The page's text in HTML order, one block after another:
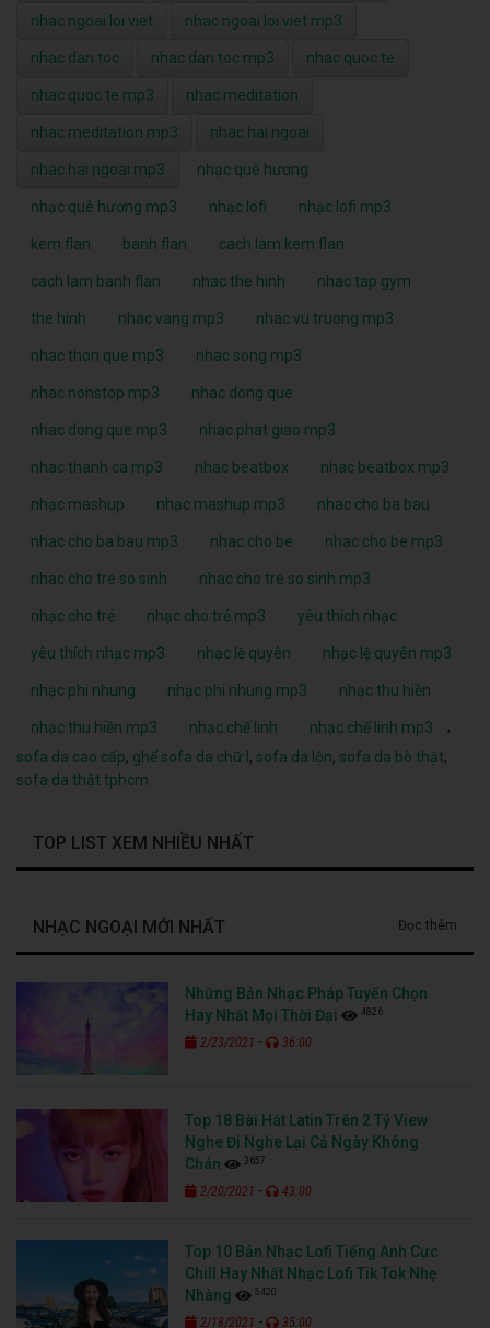
nhac ngoai loi viet nhac ngoai loi viet mp3
nhac dan toc nhac dan toc mp3 nhac quoc te
nhac quoc te mp3 nhac meditation
nhac meditation mp3 nhac hai ngoai
nhac hai ngoai mp3 nhạc quê hương
nhạc quê hương mp3 nhạc lofi nhạc lofi mp3
kem flan banh flan cach lam kem flan
cach lam banh flan nhac the hinh nhac tap gym
the hinh nhac vang mp3 nhac vu truong mp3
nhac thon que mp3 nhac song mp3
nhac nonstop mp3 nhac dong que
nhac dong que mp3 nhac phat giao mp3
nhac thanh ca mp3 nhac beatbox nhac beatbox mp3
nhạc mashup nhạc mashup mp3 nhac cho ba bau
nhac cho ba bau mp3 nhac cho be nhac cho be mp3
nhac cho tre so sinh nhac cho tre so sinh mp3
nhạc cho trẻ nhạc cho trẻ mp3 yêu thích nhạc
yêu thích nhạc mp3 nhạc lệ quyên nhạc lệ quyên mp3
nhạc phi nhung nhạc phi nhung mp3 nhạc thu hiền
nhạc thu hiền mp3 nhạc chế linh nhạc chế linh mp3
,
sofa da cao cấp, ghế sofa da chữ l , sofa da lộn, sofa da bò thật,
sofa da thật tphcm
TOP LIST XEM NHIỀU NHẤT
NHẠC NGOẠI MỚI NHẤT Đọc thêm
Những Bản Nhạc Pháp Tuyển Chọn
Hay Nhất Mọi Thời Đại
4826
2/23/2021 - 36:00
Top 18 Bài Hát Latin Trên 2 Tỷ View
Nghe Đi Nghe Lại Cả Ngày Không
Chán
3657
2/20/2021 - 43:00
Top 10 Bản Nhạc Lofi Tiếng Anh Cực
Chill Hay Nhất Nhạc Lofi Tik Tok Nhẹ
Nhàng
5420
2/18/2021 - 35:00